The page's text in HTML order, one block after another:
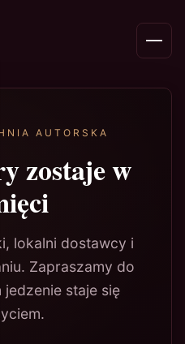
Menu
AUTORSKA
zostaje w
lokalni dostawcy i
Zapraszamy do
jedzenie staje się